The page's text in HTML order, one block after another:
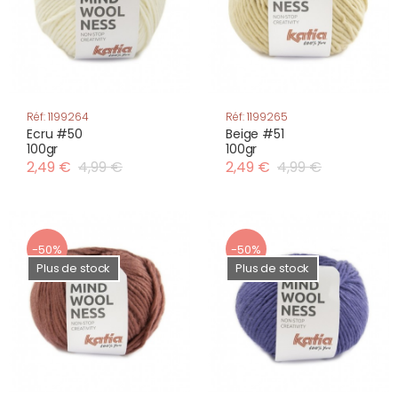
Réf: 1199264
Ecru #50
100gr
2,49 € 4,99 €
Réf: 1199265
Beige #51
100gr
2,49 € 4,99 €
-50%
Plus de stock
-50%
Plus de stock